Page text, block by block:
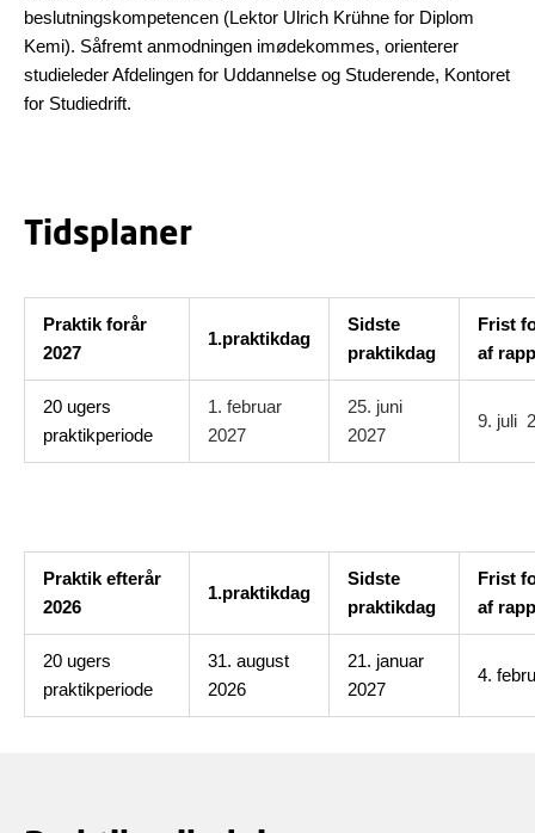
beslutningskompetencen (Lektor Ulrich Krühne for Diplom
Kemi). Såfremt anmodningen imødekommes, orienterer
studieleder Afdelingen for Uddannelse og Studerende, Kontoret
for Studiedrift.
Tidsplaner
Praktik forår
2027
1.praktikdag
Sidste
praktikdag
Frist
af
20 ugers
praktikperiode
1. februar
2027
25. juni
2027
9. juli
Praktik efterår
2026
1.praktikdag
Sidste
praktikdag
Frist
af
20 ugers
praktikperiode
31. august
2026
21. januar
2027
4.